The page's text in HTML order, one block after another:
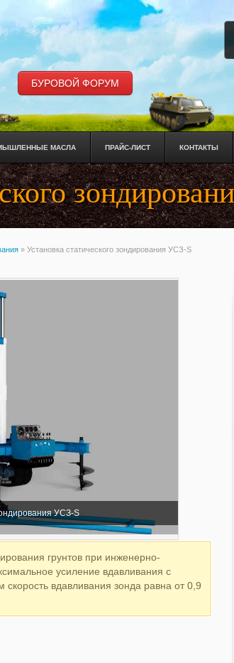
БУРОВОЙ ФОРУМ
МАСЛА ПРАЙС-ЛИСТ КОНТАКТЫ
» Установка статического зондирования УСЗ-S
УСЗ-S
грунтов при инженерно-
усиление вдавливания с
вдавливания зонда равна от 0,9